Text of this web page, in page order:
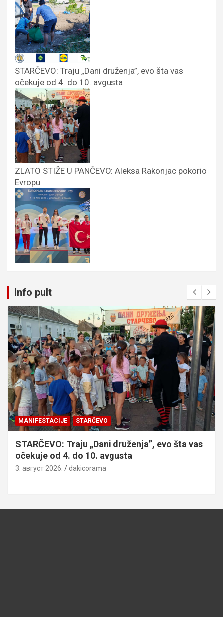
STARČEVO: Traju „Dani druženja”, evo šta vas
očekuje od 4. do 10. avgusta
ZLATO STIŽE U PANČEVO: Aleksa Rakonjac pokorio
Evropu
Info pult
MANIFESTACIJE STARČEVO
STARČEVO: Traju „Dani druženja”, evo šta vas
očekuje od 4. do 10. avgusta
3. август 2026. dakicorama